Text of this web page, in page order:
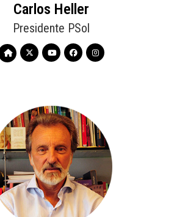
Carlos Heller
Presidente PSol